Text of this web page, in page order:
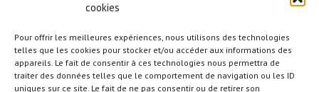
cookies
Pour offrir les meilleures expériences, nous utilisons des technologies
telles que les cookies pour stocker et/ou accéder aux informations des
appareils. Le fait de consentir à ces technologies nous permettra de
traiter des données telles que le comportement de navigation ou les ID
uniques sur ce site. Le fait de ne pas consentir ou de retirer son
En savoir plus sur le test d'éligibilité